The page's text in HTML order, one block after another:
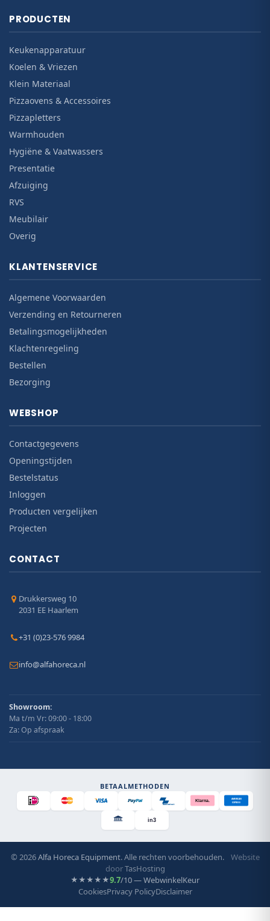
PRODUCTEN
Keukenapparatuur
Koelen & Vriezen
Klein Materiaal
Pizzaovens & Accessoires
Pizzapletters
Warmhouden
Hygiëne & Vaatwassers
Presentatie
Afzuiging
RVS
Meubilair
Overig
KLANTENSERVICE
Algemene Voorwaarden
Verzending en Retourneren
Betalingsmogelijkheden
Klachtenregeling
Bestellen
Bezorging
WEBSHOP
Contactgegevens
Openingstijden
Bestelstatus
Inloggen
Producten vergelijken
Projecten
CONTACT
Drukkersweg 10
2031 EE Haarlem
+31 (0)23-576 9984
info@alfahoreca.nl
Showroom:
Ma t/m Vr: 09:00 - 18:00
Za: Op afspraak
BETAALMETHODEN
Bancontact
Klarna.
AMERICAN
EXPRESS
in3
© 2026Alfa Horeca Equipment. Alle rechten voorbehouden.
Website
doorTasHosting
★★★★★9.7/10 — WebwinkelKeur
CookiesPrivacy PolicyDisclaimer